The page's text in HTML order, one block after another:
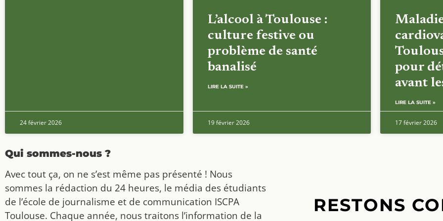
24 février 2026
L’alcool à Toulouse :
culture festive ou
problème de santé
banalisé
LIRE LA SUITE »
19 février 2026
pour
avant
LIRE LA SUITE »
17 février 2026
Qui sommes-nous ?
Avec tout ça, on ne s’est même pas présenté ! Nous
sommes la rédaction du 24 heures, le média des étudiants
de l’école de journalisme et de communication ISCPA
Toulouse. Chaque année, nous traitons l’information de la
RESTONS